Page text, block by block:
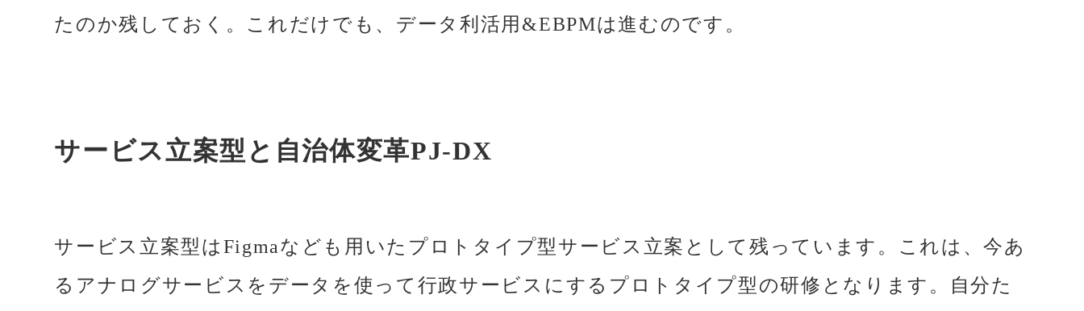
たのか残しておく。これだけでも、データ利活用&EBPMは進むのです。
サービス立案型と自治体変革PJ-DX
サービス立案型はFigmaなども用いたプロトタイプ型サービス立案として残っています。これは、今あ
るアナログサービスをデータを使って行政サービスにするプロトタイプ型の研修となります。自分た